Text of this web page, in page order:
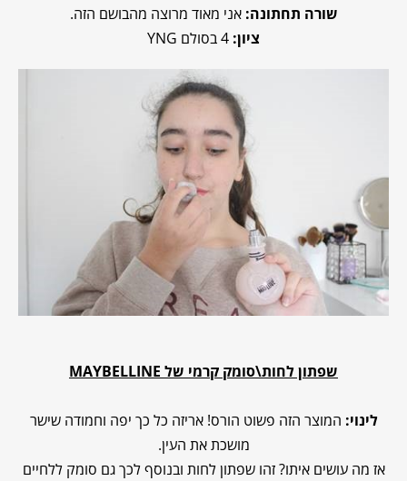
שורה תחתונה: אני מאוד מרוצה מהבושם הזה.
ציון:
שפתון לחות\סומק קרמי של MAYBELLINE
לינוי: המוצר הזה פשוט הורס! אריזה כל כך יפה וחמודה שישר
מושכת את העין.
אז מה עושים איתו? זהו שפתון לחות ובנוסף לכך גם סומק ללחיים